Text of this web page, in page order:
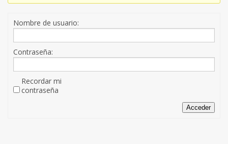
Nombre de usuario:
Contraseña:
Recordar mi
contraseña
Acceder